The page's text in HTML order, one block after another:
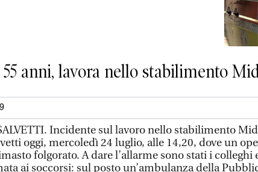
55 anni, lavora nello stabilimento
Incidente sul lavoro nello stabilimento
oggi, mercoledì 24 luglio, alle 14,20, dove un
folgorato. A dare l’allarme sono stati i colleghi
ai soccorsi: sul posto un’ambulanza della